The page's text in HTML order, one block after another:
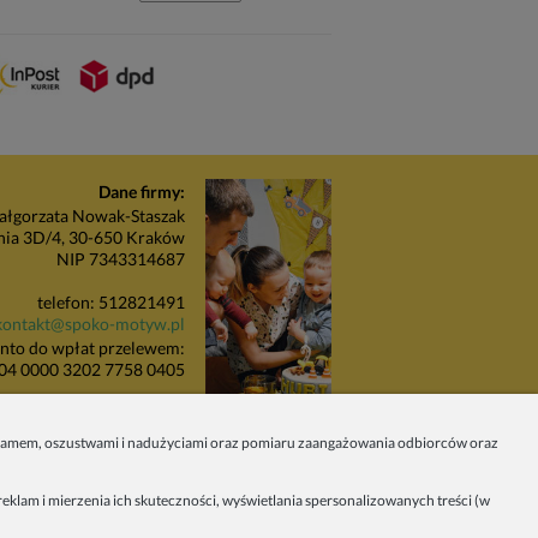
Dane firmy:
Nowak-Staszak
3D/4, 30-650 Kraków
NIP 7343314687
telefon: 512821491
motyw.pl
do wpłat przelewem:
0000 3202 7758 0405
Spoko Motyw
szlabanem, wejście z
oszustwami i nadużyciami oraz pomiaru zaangażowania odbiorców oraz
i mierzenia ich skuteczności, wyświetlania spersonalizowanych treści (w